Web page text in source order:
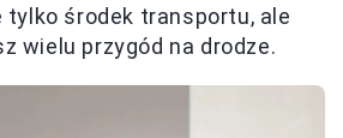
tylko środek transportu, ale
wielu przygód na drodze.